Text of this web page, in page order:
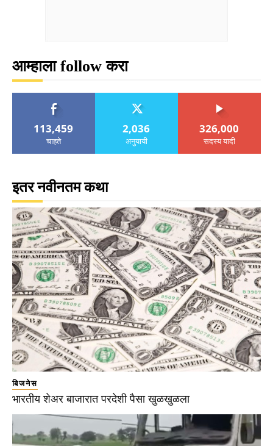
आम्हाला follow करा
113,459
चाहते
2,036
अनुयायी
326,000
सदस्य यादी
इतर नवीनतम कथा
बिजनेस
भारतीय शेअर बाजारात परदेशी पैसा खुळखुळला